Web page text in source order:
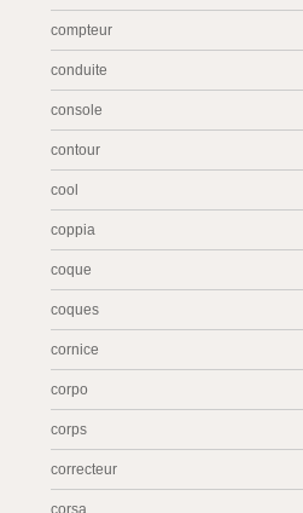
compteur
conduite
console
contour
cool
coppia
coque
coques
cornice
corpo
corps
correcteur
corsa